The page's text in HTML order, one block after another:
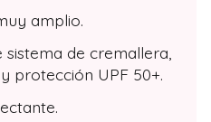
amplio.
de cremallera,
protección UPF 50+.